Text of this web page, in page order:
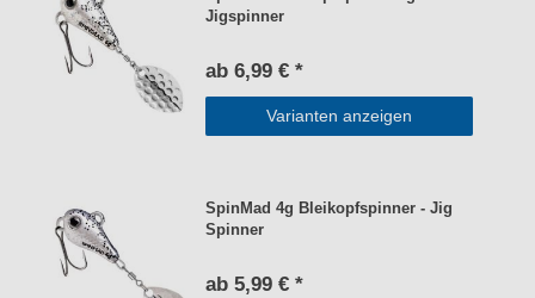
Jigspinner
ab 6,99 € *
Varianten anzeigen
SpinMad 4g Bleikopfspinner - Jig
Spinner
ab 5,99 € *